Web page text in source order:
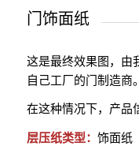
门饰面纸
这是最终效果图，由
自己工厂的门制造商。
在这种情况下，产品
层压纸类型： 饰面纸